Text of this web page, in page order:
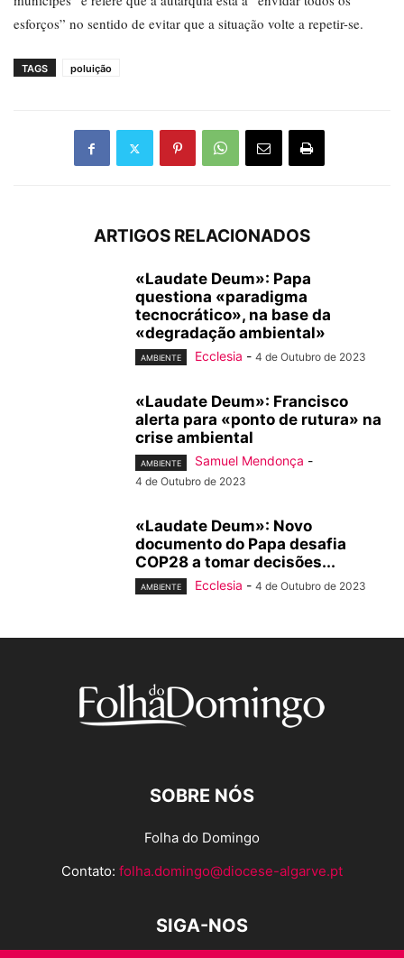
esforços” no sentido de evitar que a situação volte a repetir-se.
TAGS poluição
ARTIGOS RELACIONADOS
«Laudate Deum»: Papa
questiona «paradigma
tecnocrático», na base da
«degradação ambiental»
AMBIENTE Ecclesia - 4 de Outubro de 2023
«Laudate Deum»: Francisco
alerta para «ponto de rutura» na
crise ambiental
AMBIENTE Samuel Mendonça -
4 de Outubro de 2023
«Laudate Deum»: Novo
documento do Papa desafia
COP28 a tomar decisões...
AMBIENTE Ecclesia - 4 de Outubro de 2023
SOBRE NÓS
Folha do Domingo
Contato: folha.domingo@diocese-algarve.pt
SIGA-NOS